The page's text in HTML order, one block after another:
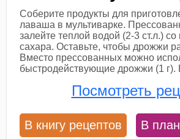
Соберите продукты для
лаваша в мультиварке.
залейте теплой водой (2-3 ст.л.)
сахара. Оставьте, чтобы дрожжи
Вместо прессованных можно
быстродействующие дрожжи (1 г).
Посмотреть
В книгу рецептов В